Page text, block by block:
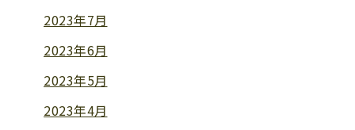
2023年7月
2023年6月
2023年5月
2023年4月